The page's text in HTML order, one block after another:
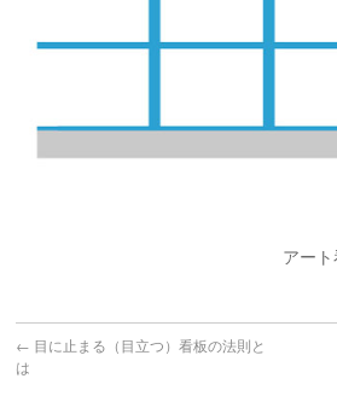
アー
← 目に止まる（目立つ）看板の法則と
は